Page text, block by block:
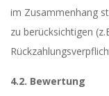
im Zusammenhang
zu berücksichtigen
4.2. Bewertung